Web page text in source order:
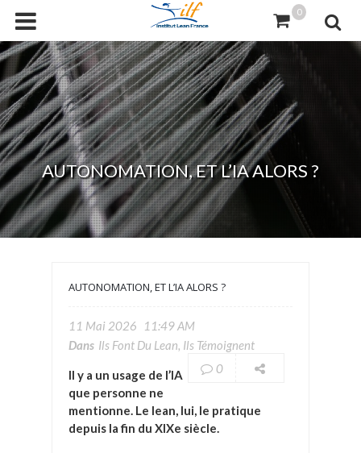
0
AUTONOMATION, ET L’IA ALORS ?
AUTONOMATION, ET L’IA ALORS ?
11 Mai 2026
11:49 AM
Dans Ils Font Du Lean, Ils Témoignent
0
Il y a un usage de l’IA
que personne ne
mentionne. Le lean, lui, le pratique
depuis la fin du XIXe siècle.